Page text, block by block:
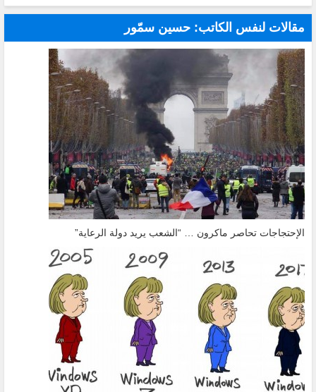
مقالات لنفس الكاتب: حسين سمّور
الإحتجاجات تحاصر ماكرون … “الشعب يريد دولة الرعاية”